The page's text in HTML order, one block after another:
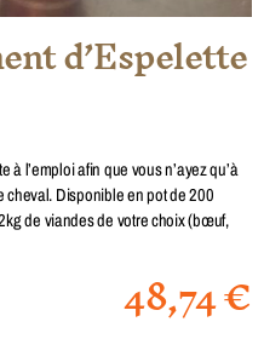
d’Espelette
à l’emploi afin que vous n’ayez qu’à
cheval. Disponible en pot de 200
de viandes de votre choix (bœuf,
48,74€